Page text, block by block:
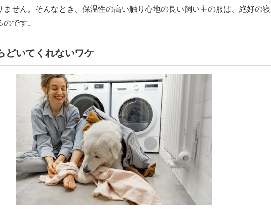
ません。そんなとき、保温性の高い触り心地の良い飼い主の服は、絶好の寝
です。
どいてくれないワケ